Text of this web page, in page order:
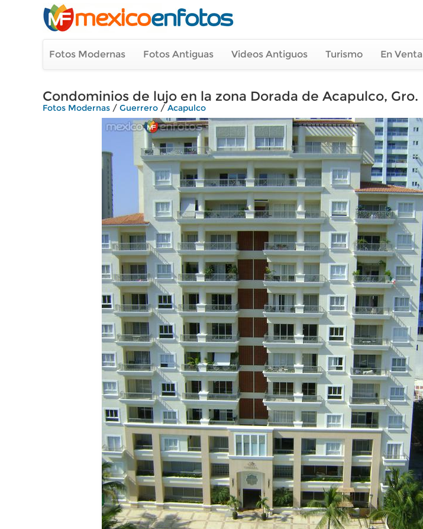
Fotos Modernas Fotos Antiguas Videos Antiguos Turismo En Venta
Condominios de lujo en la zona Dorada de Acapulco, Gro.
Fotos Modernas / Guerrero / Acapulco